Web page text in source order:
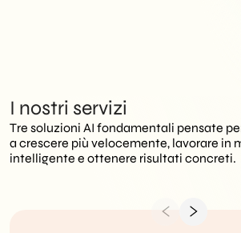
I nostri servizi
Tre soluzioni AI fondamentali pensate
a crescere più velocemente, lavorare in
intelligente e ottenere risultati concreti.